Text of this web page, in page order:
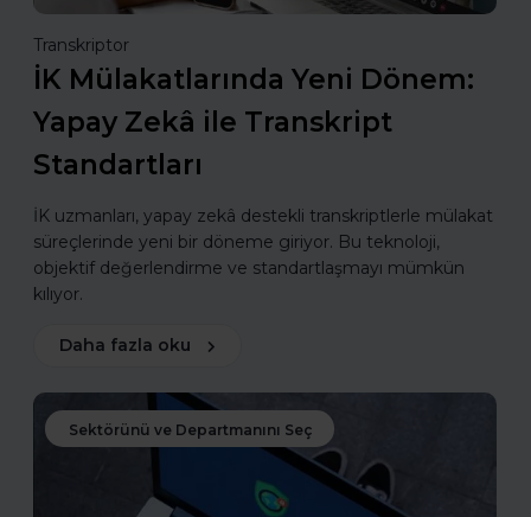
Transkriptor
İK Mülakatlarında Yeni Dönem:
Yapay Zekâ ile Transkript
Standartları
İK uzmanları, yapay zekâ destekli transkriptlerle mülakat
süreçlerinde yeni bir döneme giriyor. Bu teknoloji,
objektif değerlendirme ve standartlaşmayı mümkün
kılıyor.
Daha fazla oku
Sektörünü ve Departmanını Seç